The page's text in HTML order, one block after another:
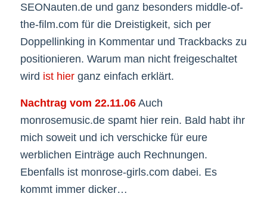
SEONauten.de und ganz besonders middle-of-
the-film.com für die Dreistigkeit, sich per
Doppellinking in Kommentar und Trackbacks zu
positionieren. Warum man nicht freigeschaltet
wird ist hierganz einfach erklärt.
Nachtrag vom 22.11.06Auch
monrosemusic.de spamt hier rein. Bald habt ihr
mich soweit und ich verschicke für eure
werblichen Einträge auch Rechnungen.
Ebenfalls ist monrose-girls.com dabei. Es
kommt immer dicker…